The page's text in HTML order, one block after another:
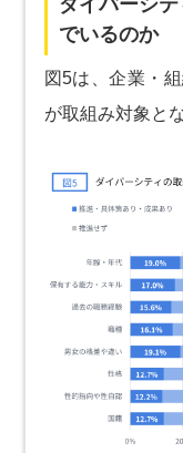
でいるのか
図5は、企業・
が取組み対象と